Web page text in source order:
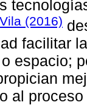
(2016)
facilitar
espacio;
al